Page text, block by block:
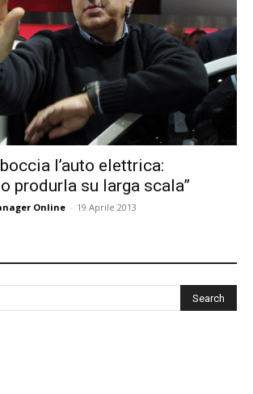
l’auto elettrica:
produrla su larga scala”
Online - 19 Aprile 2013